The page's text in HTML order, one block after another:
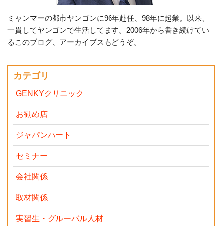
ミャンマーの都市ヤンゴンに96年赴任、98年に起業。以来、
一貫してヤンゴンで生活してます。2006年から書き続けてい
るこのブログ、アーカイブスもどうぞ。
カテゴリ
GENKYクリニック
お勧め店
ジャパンハート
セミナー
会社関係
取材関係
実習生・グルーバル人材